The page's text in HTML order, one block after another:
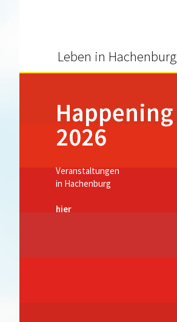
Leben in Hachenburg
Happening
2026
Veranstaltungen
in Hachenburg
hier